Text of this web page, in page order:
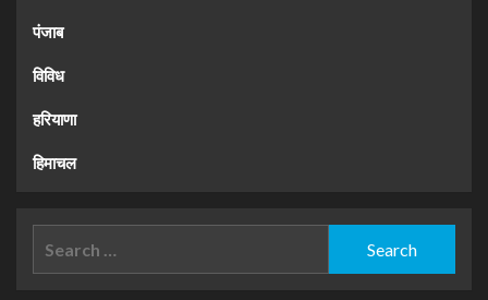
पंजाब
विविध
हरियाणा
हिमाचल